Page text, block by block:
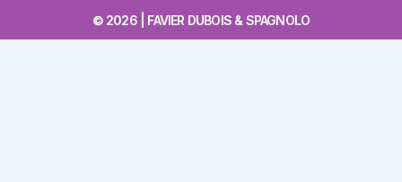
© 2026 | FAVIER DUBOIS & SPAGNOLO